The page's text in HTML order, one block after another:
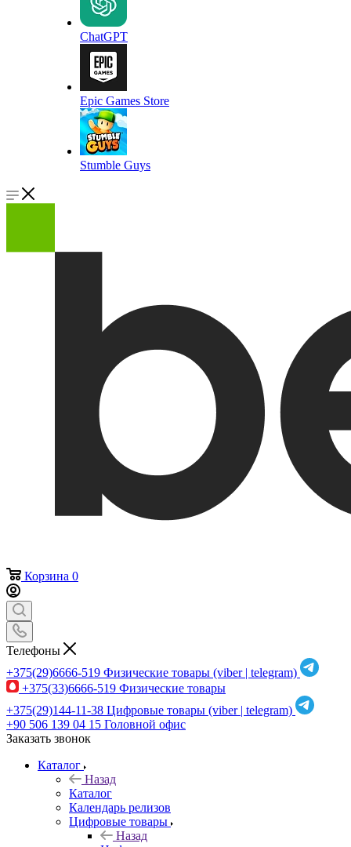
ChatGPT
Epic Games Store
Stumble Guys
Корзина 0
Телефоны
+375(29)6666-519 Физические товары (viber | telegram)
+375(33)6666-519 Физические товары
+375(29)144-11-38 Цифровые товары (viber | telegram)
+90 506 139 04 15 Головной офис
Заказать звонок
Каталог
Назад
Каталог
Календарь релизов
Цифровые товары
Назад